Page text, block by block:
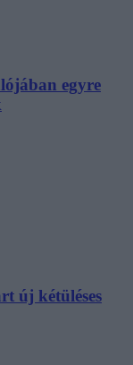
egyre
új kétüléses